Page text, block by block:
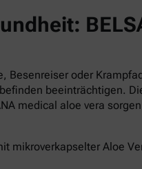
Besenreiser oder
beeinträchtigen.
medical aloe vera
mikroverkapselter Aloe